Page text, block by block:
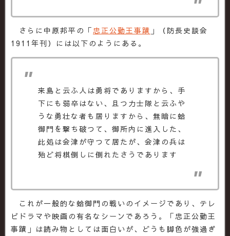
さらに中原邦平の「忠正公勤王事蹟 」（防長史談会
1911年刊）には以下のようにある。
来島と云ふ人は勇将でありますから、手
下にも弱卒はない、且つ力士隊と云ふや
うな勇壮な者も居りますから、無暗に蛤
御門を撃ち破つて、御所内に進入した、
此処は会津が守つて居たが、会津の兵は
殆ど将棋倒しに倒れたさうであります
これが一般的な蛤御門の戦いのイメージであり、テレ
ビドラマや映画の有名なシーンであろう。「忠正公勤王
事蹟」は読み物としては面白いが、どうも脚色が強過ぎ